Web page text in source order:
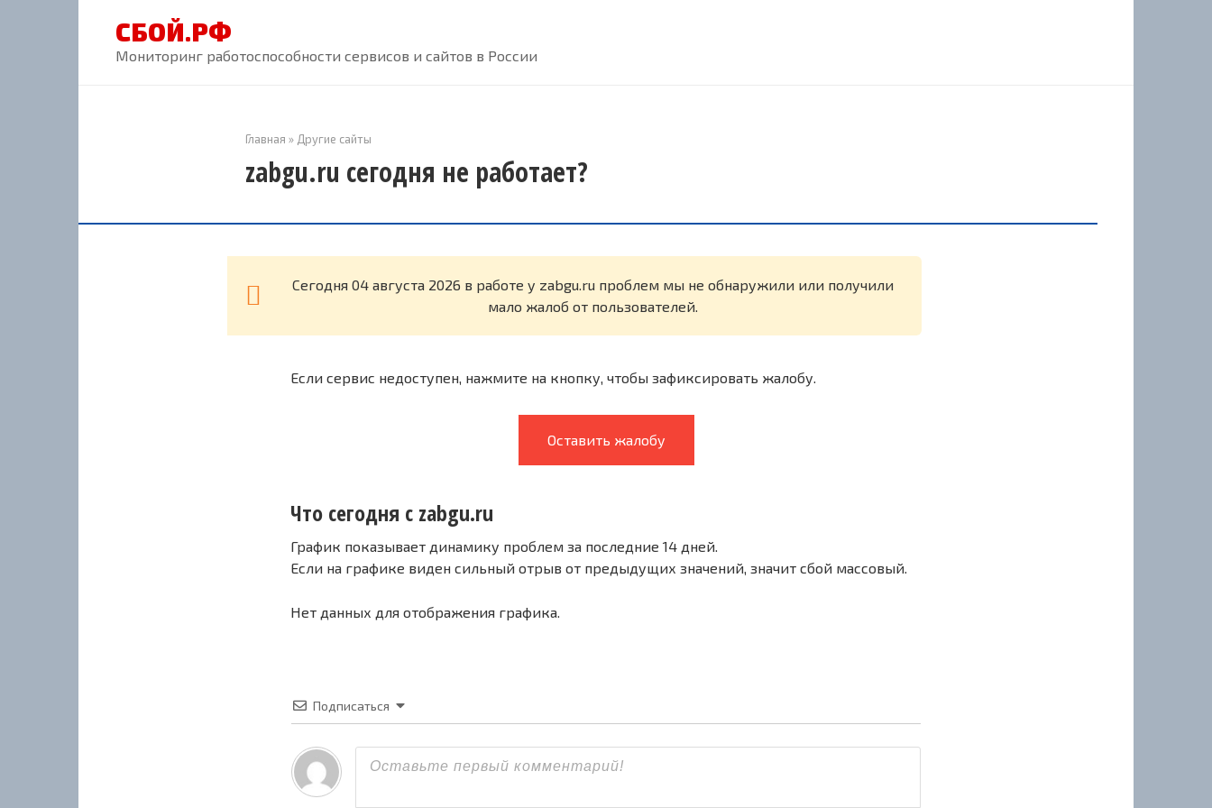
СБОЙ.РФ
Мониторинг работоспособности сервисов и сайтов в России
Главная » Другие сайты
zabgu.ru сегодня не работает?
Cегодня 04 августа 2026 в работе у zabgu.ru проблем мы не обнаружили или получили
мало жалоб от пользователей.
Если сервис недоступен, нажмите на кнопку, чтобы зафиксировать жалобу.
Оставить жалобу
Что сегодня с zabgu.ru
График показывает динамику проблем за последние 14 дней.
Если на графике виден сильный отрыв от предыдущих значений, значит сбой массовый.
Нет данных для отображения графика.
Подписаться